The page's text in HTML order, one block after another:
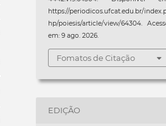
https://periodicos.ufcat.edu.br/
hp/poiesis/article/view/64304.
em: 9 ago. 2026.
Fomatos de Citação
EDIÇÃO